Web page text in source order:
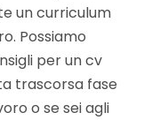
un curriculum
Possiamo
per un cv
trascorsa fase
o se sei agli